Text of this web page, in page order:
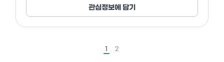
관심정보에 담기
1 2